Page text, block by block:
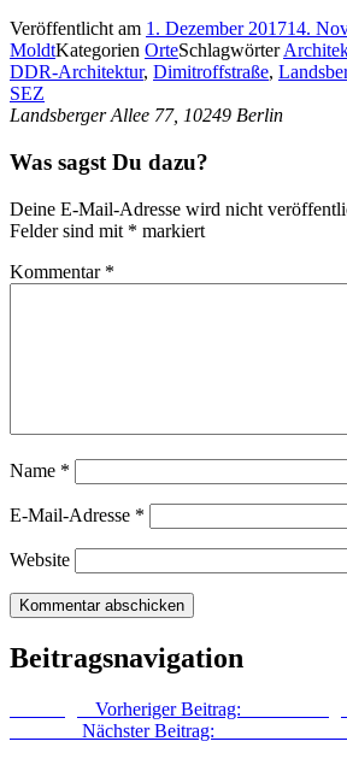
Veröffentlicht am 1. Dezember 201714.
MoldtKategorien OrteSchlagwörter
DDR-Architektur, Dimitroffstraße,
SEZ
Landsberger Allee 77, 10249 Berlin
Was sagst Du dazu?
Deine E-Mail-Adresse wird nicht
Felder sind mit * markiert
Kommentar *
Name *
E-Mail-Adresse *
Website
Beitragsnavigation
Vorheriger Beitrag:
Nächster Beitrag: